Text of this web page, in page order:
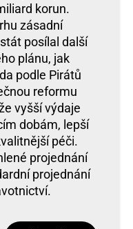
korun.
zásadní
posílal další
plánu, jak
podle Pirátů
reformu
vyšší výdaje
dobám, lepší
péči.
projednání
projednání